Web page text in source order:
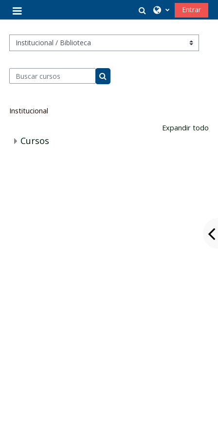
Panel lateral
Selector de
Entrar
Categorías
Buscar cursos
Buscar cursos
Institucional
Expandir todo
Cursos